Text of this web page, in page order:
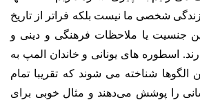
شخصی ما نیست بلکه فراتر از تاریخ
جنسیت یا ملاحظات فرهنگی و دینی و
اسطوره های یونانی و خاندان المپ به
الگوها شناخته می شوند که تقریبا تمام
را پوشش می‌دهند و مثال خوبی برای